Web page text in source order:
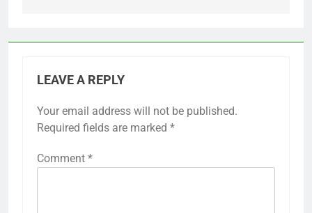
LEAVE A REPLY
Your email address will not be published.
Required fields are marked *
Comment *